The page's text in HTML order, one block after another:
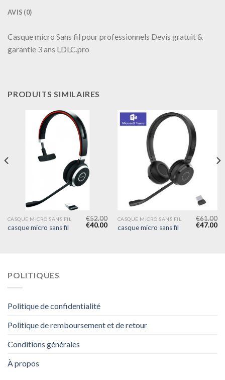
AVIS (0)
Casque micro Sans fil pour professionnels Devis gratuit &
garantie 3 ans LDLC.pro
PRODUITS SIMILAIRES
CASQUE MICRO SANS FIL
casque micro sans fil
€52.00
€40.00
CASQUE MICRO SANS FIL
casque micro sans fil
€61.00
€47.00
POLITIQUES
Politique de confidentialité
Politique de remboursement et de retour
Conditions générales
À propos